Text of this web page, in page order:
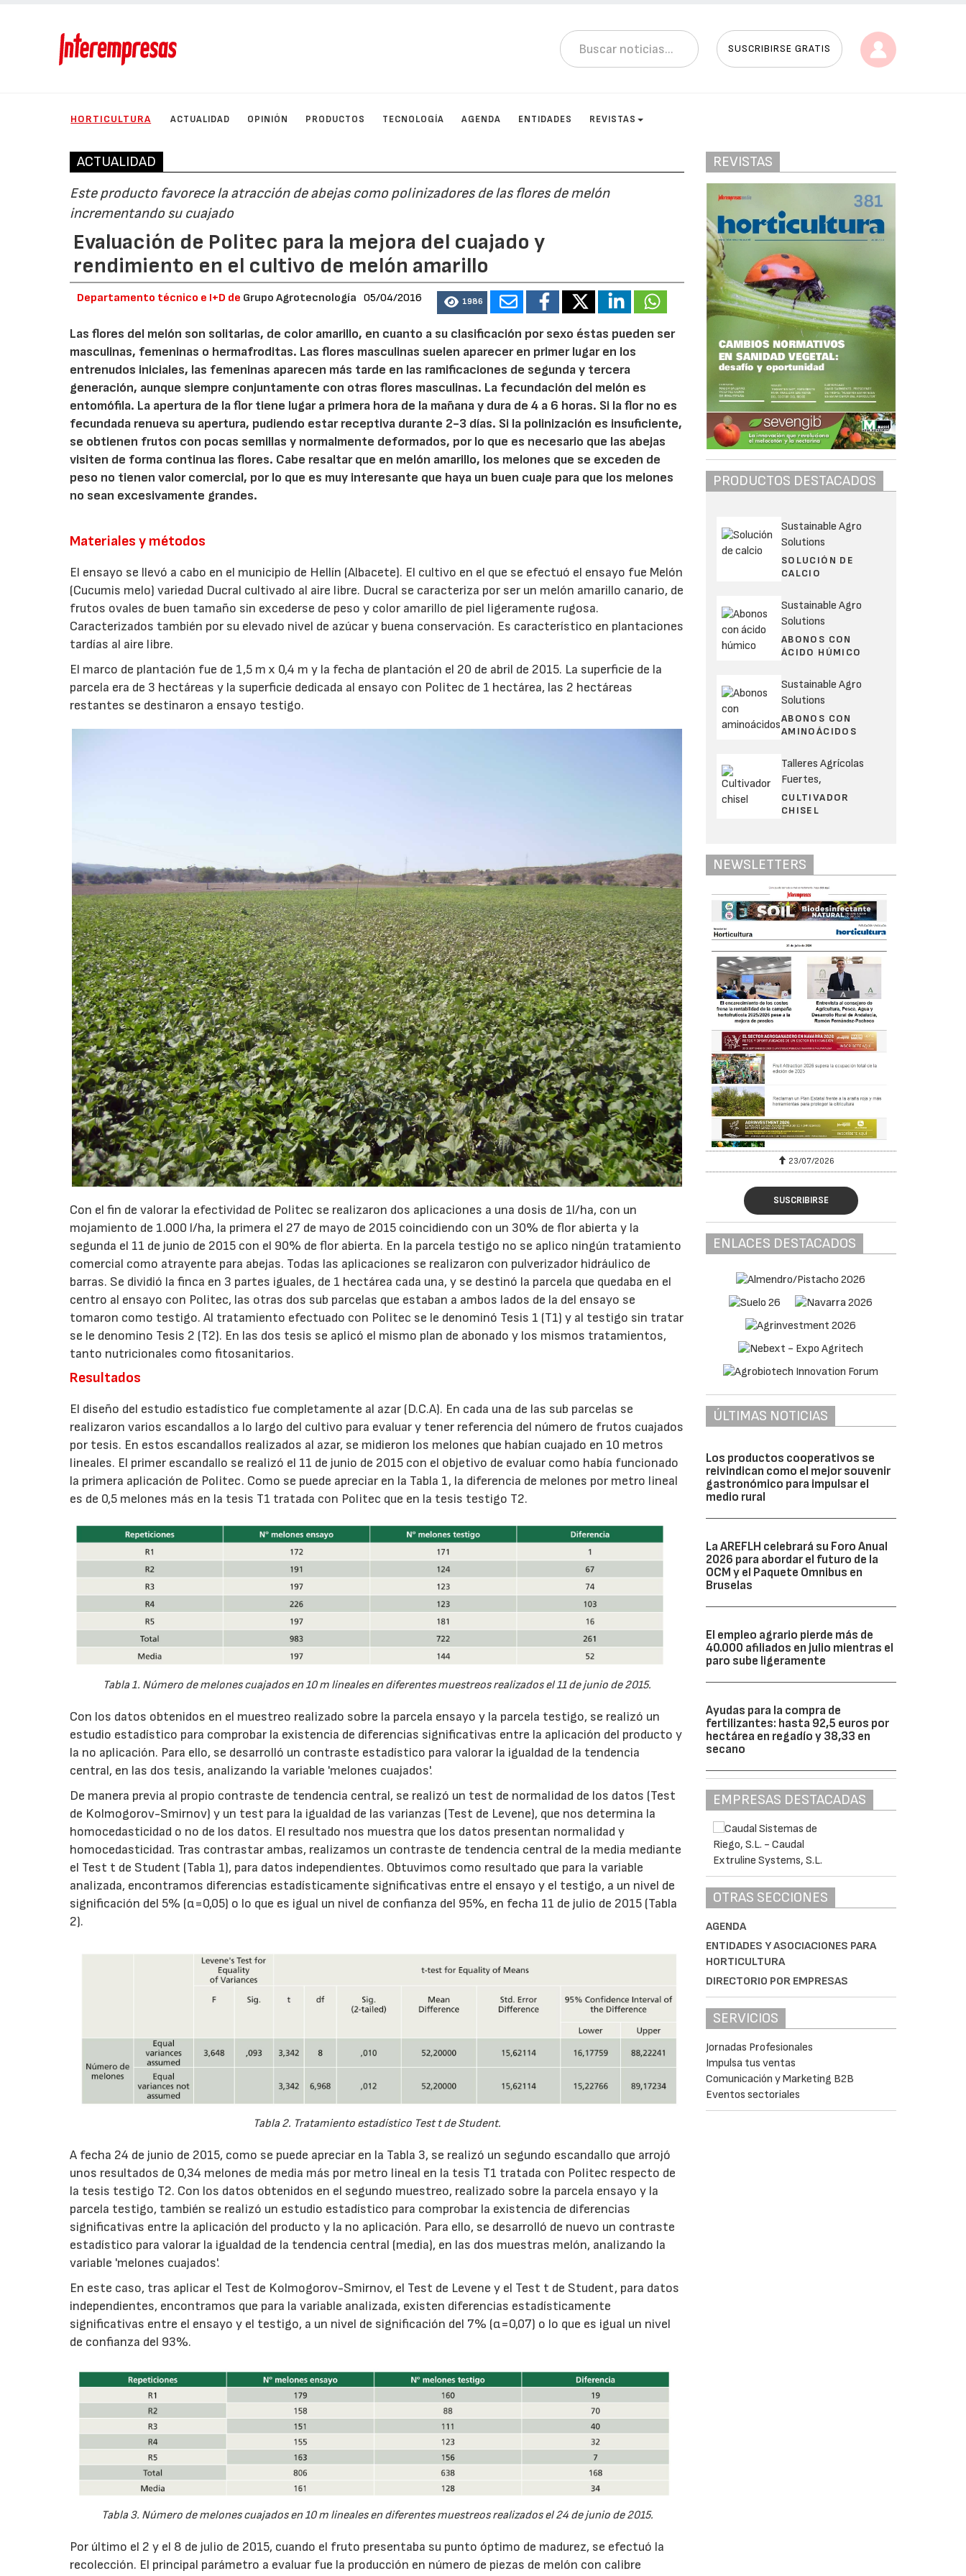
SUSCRIBIRSE GRATIS
HORTICULTURA ACTUALIDAD OPINIÓN PRODUCTOS TECNOLOGÍA AGENDA ENTIDADES REVISTAS
ACTUALIDAD
Este producto favorece la atracción de abejas como polinizadores de las flores de melón
incrementando su cuajado
Evaluación de Politec para la mejora del cuajado y
rendimiento en el cultivo de melón amarillo
Departamento técnico e I+D de Grupo Agrotecnología 05/04/2016 1986
Las flores del melón son solitarias, de color amarillo, en cuanto a su clasificación por sexo éstas pueden ser
masculinas, femeninas o hermafroditas. Las flores masculinas suelen aparecer en primer lugar en los
entrenudos iniciales, las femeninas aparecen más tarde en las ramificaciones de segunda y tercera
generación, aunque siempre conjuntamente con otras flores masculinas. La fecundación del melón es
entomófila. La apertura de la flor tiene lugar a primera hora de la mañana y dura de 4 a 6 horas. Si la flor no es
fecundada renueva su apertura, pudiendo estar receptiva durante 2-3 días. Si la polinización es insuficiente,
se obtienen frutos con pocas semillas y normalmente deformados, por lo que es necesario que las abejas
visiten de forma continua las flores. Cabe resaltar que en melón amarillo, los melones que se exceden de
peso no tienen valor comercial, por lo que es muy interesante que haya un buen cuaje para que los melones
no sean excesivamente grandes.
Materiales y métodos
El ensayo se llevó a cabo en el municipio de Hellín (Albacete). El cultivo en el que se efectuó el ensayo fue Melón
(Cucumis melo) variedad Ducral cultivado al aire libre. Ducral se caracteriza por ser un melón amarillo canario, de
frutos ovales de buen tamaño sin excederse de peso y color amarillo de piel ligeramente rugosa.
Caracterizados también por su elevado nivel de azúcar y buena conservación. Es característico en plantaciones
tardías al aire libre.
El marco de plantación fue de 1,5 m x 0,4 m y la fecha de plantación el 20 de abril de 2015. La superficie de la
parcela era de 3 hectáreas y la superficie dedicada al ensayo con Politec de 1 hectárea, las 2 hectáreas
restantes se destinaron a ensayo testigo.
Con el fin de valorar la efectividad de Politec se realizaron dos aplicaciones a una dosis de 1l/ha, con un
mojamiento de 1.000 l/ha, la primera el 27 de mayo de 2015 coincidiendo con un 30% de flor abierta y la
segunda el 11 de junio de 2015 con el 90% de flor abierta. En la parcela testigo no se aplico ningún tratamiento
comercial como atrayente para abejas. Todas las aplicaciones se realizaron con pulverizador hidráulico de
barras. Se dividió la finca en 3 partes iguales, de 1 hectárea cada una, y se destinó la parcela que quedaba en el
centro al ensayo con Politec, las otras dos sub parcelas que estaban a ambos lados de la del ensayo se
tomaron como testigo. Al tratamiento efectuado con Politec se le denominó Tesis 1 (T1) y al testigo sin tratar
se le denomino Tesis 2 (T2). En las dos tesis se aplicó el mismo plan de abonado y los mismos tratamientos,
tanto nutricionales como fitosanitarios.
Resultados
El diseño del estudio estadístico fue completamente al azar (D.C.A). En cada una de las sub parcelas se
realizaron varios escandallos a lo largo del cultivo para evaluar y tener referencia del número de frutos cuajados
por tesis. En estos escandallos realizados al azar, se midieron los melones que habían cuajado en 10 metros
lineales. El primer escandallo se realizó el 11 de junio de 2015 con el objetivo de evaluar como había funcionado
la primera aplicación de Politec. Como se puede apreciar en la Tabla 1, la diferencia de melones por metro lineal
es de 0,5 melones más en la tesis T1 tratada con Politec que en la tesis testigo T2.
Tabla 1. Número de melones cuajados en 10 m lineales en diferentes muestreos realizados el 11 de junio de 2015.
Con los datos obtenidos en el muestreo realizado sobre la parcela ensayo y la parcela testigo, se realizó un
estudio estadístico para comprobar la existencia de diferencias significativas entre la aplicación del producto y
la no aplicación. Para ello, se desarrolló un contraste estadístico para valorar la igualdad de la tendencia
central, en las dos tesis, analizando la variable 'melones cuajados'.
De manera previa al propio contraste de tendencia central, se realizó un test de normalidad de los datos (Test
de Kolmogorov-Smirnov) y un test para la igualdad de las varianzas (Test de Levene), que nos determina la
homocedasticidad o no de los datos. El resultado nos muestra que los datos presentan normalidad y
homocedasticidad. Tras contrastar ambas, realizamos un contraste de tendencia central de la media mediante
el Test t de Student (Tabla 1), para datos independientes. Obtuvimos como resultado que para la variable
analizada, encontramos diferencias estadísticamente significativas entre el ensayo y el testigo, a un nivel de
significación del 5% (α=0,05) o lo que es igual un nivel de confianza del 95%, en fecha 11 de julio de 2015 (Tabla
2).
Tabla 2. Tratamiento estadístico Test t de Student.
A fecha 24 de junio de 2015, como se puede apreciar en la Tabla 3, se realizó un segundo escandallo que arrojó
unos resultados de 0,34 melones de media más por metro lineal en la tesis T1 tratada con Politec respecto de
la tesis testigo T2. Con los datos obtenidos en el segundo muestreo, realizado sobre la parcela ensayo y la
parcela testigo, también se realizó un estudio estadístico para comprobar la existencia de diferencias
significativas entre la aplicación del producto y la no aplicación. Para ello, se desarrolló de nuevo un contraste
estadístico para valorar la igualdad de la tendencia central (media), en las dos muestras melón, analizando la
variable 'melones cuajados'.
En este caso, tras aplicar el Test de Kolmogorov-Smirnov, el Test de Levene y el Test t de Student, para datos
independientes, encontramos que para la variable analizada, existen diferencias estadísticamente
significativas entre el ensayo y el testigo, a un nivel de significación del 7% (α=0,07) o lo que es igual un nivel
de confianza del 93%.
Tabla 3. Número de melones cuajados en 10 m lineales en diferentes muestreos realizados el 24 de junio de 2015.
Por último el 2 y el 8 de julio de 2015, cuando el fruto presentaba su punto óptimo de madurez, se efectuó la
recolección. El principal parámetro a evaluar fue la producción en número de piezas de melón con calibre
REVISTAS
PRODUCTOS DESTACADOS
Sustainable Agro
Solutions
SOLUCIÓN DE
CALCIO
Sustainable Agro
Solutions
ABONOS CON
ÁCIDO HÚMICO
Sustainable Agro
Solutions
ABONOS CON
AMINOÁCIDOS
Talleres Agrícolas
Fuertes,
CULTIVADOR
CHISEL
NEWSLETTERS
23/07/2026 30/07/2026 23/07/2026
SUSCRIBIRSE
ENLACES DESTACADOS
ÚLTIMAS NOTICIAS
Los productos cooperativos se
reivindican como el mejor souvenir
gastronómico para impulsar el
medio rural
La AREFLH celebrará su Foro Anual
2026 para abordar el futuro de la
OCM y el Paquete Omnibus en
Bruselas
El empleo agrario pierde más de
40.000 afiliados en julio mientras el
paro sube ligeramente
Ayudas para la compra de
fertilizantes: hasta 92,5 euros por
hectárea en regadío y 38,33 en
secano
EMPRESAS DESTACADAS
OTRAS SECCIONES
AGENDA
ENTIDADES Y ASOCIACIONES PARA
HORTICULTURA
DIRECTORIO POR EMPRESAS
SERVICIOS
Jornadas Profesionales
Impulsa tus ventas
Comunicación y Marketing B2B
Eventos sectoriales